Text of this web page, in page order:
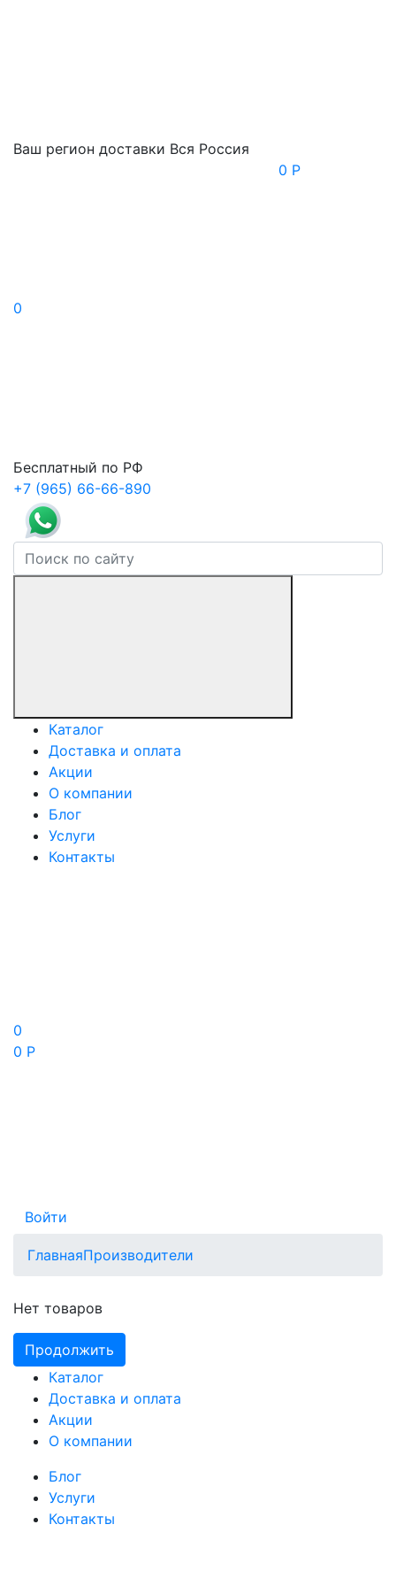
Ваш регион доставки Вся Россия
0
0 Р
Бесплатный по РФ
+7 (965) 66-66-890
Каталог
Доставка и оплата
Акции
О компании
Блог
Услуги
Контакты
0
0 Р
Войти
ГлавнаяПроизводители
Нет товаров
Продолжить
Каталог
Доставка и оплата
Акции
О компании
Блог
Услуги
Контакты